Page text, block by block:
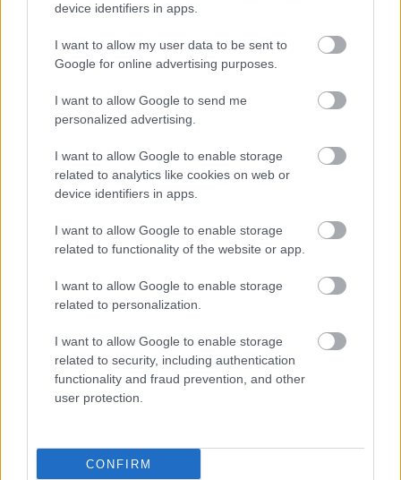
device identifiers in apps.
I want to allow my user data to be sent to
Google for online advertising purposes.
I want to allow Google to send me
personalized advertising.
I want to allow Google to enable storage
related to analytics like cookies on web or
device identifiers in apps.
I want to allow Google to enable storage
related to functionality of the website or app.
I want to allow Google to enable storage
related to personalization.
I want to allow Google to enable storage
related to security, including authentication
functionality and fraud prevention, and other
user protection.
CONFIRM
pénzek érkezéséhez még szükségesek
ELEMZÉSEK 2026. júl. 20.
Minden idők legjövedelmezőbbje és
legdrágábbja volt az amerikai foci vb -
HÍREK 2026. júl. 20.